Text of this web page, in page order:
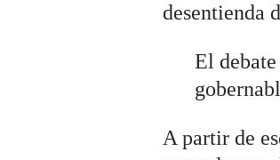
desentienda
El
A partir de